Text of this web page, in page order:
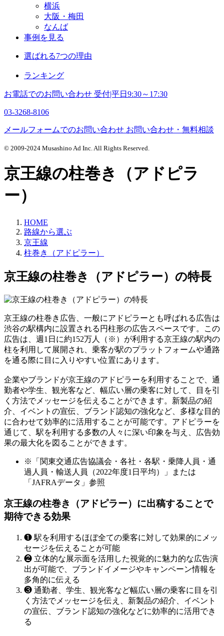
横浜
大阪・梅田
なんば
事例を見る
選ばれる7つの理由
ランキング
お電話でのお問い合わせ 受付|平日9:30～17:30
03-3268-8106
メールフォームでのお問い合わせ お問い合わせ・無料相談
© 2009-2024 Musashino Ad Inc. All Rights Reserved.
京王線の柱巻き（アドピラ
ー）
HOME
路線から選ぶ
京王線
柱巻き（アドピラー）
京王線の柱巻き（アドピラー）の特長
京王線の柱巻き広告、一般にアドピラーとも呼ばれる広告は
渋谷の駅構内に設置される円柱形の広告スペースです。この
広告は、週1日に約152万人（※）が利用する京王線の駅内の
柱を利用して展開され、乗客が駅のプラットフォームや通路
を通る際に目に入りやすい位置にあります。
企業やブランドが京王線のアドピラーを利用することで、通
勤者や学生、観光客など、幅広い層の乗客に対して、目を引
く方法でメッセージを伝えることができます。新製品の紹
介、イベントの宣伝、ブランド認知の強化など、多様な目的
に合わせて効率的に活用することが可能です。アドピラーを
通じて、駅を利用する多数の人々に深い印象を与え、広告効
果の最大化を図ることができます。
※「関東交通広告協議会・各社・各駅・乗降人員・通
過人員・輸送人員（2022年度1日平均）」または
「JAFRAデータ」参照
京王線の柱巻き（アドピラー）に出稿することで
期待できる効果
❶ 駅を利用するほぼ全ての乗客に対して効果的にメッ
セージを伝えることが可能
❷ 立体的な展示面を活用した視覚的に魅力的な広告演
出が可能で、ブランドイメージやキャンペーン情報を
多角的に伝える
❸ 通勤者、学生、観光客など幅広い層の乗客に目を引
く方法でメッセージを伝え、新製品の紹介、イベント
の宣伝、ブランド認知の強化などに効率的に活用でき
る